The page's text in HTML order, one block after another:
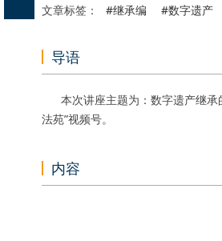
文章标签： #继承编 #数字遗产
导语
本次讲座主题为：数字遗产继承
法苑”视频号。
内容